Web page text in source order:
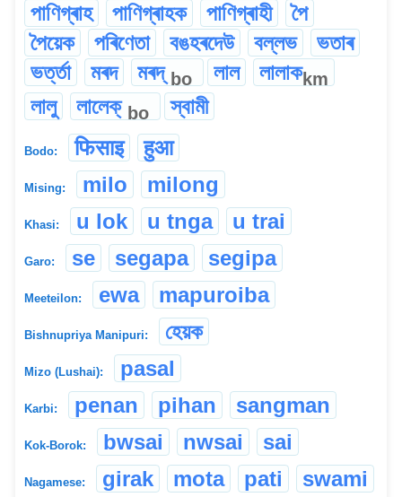
পাণিগ্ৰাহ
পাণিগ্ৰাহক পাণিগ্ৰাহী
পৈ
পৈয়েক
পৰিণেতা বঙহৰদেউ বল্লভ
ভতাৰ
ভৰ্ত্তা
মৰদ মৰদ্ bo লাল লালাকkm
লালু লালেক্ bo স্বামী
Bodo: फिसाइ हुआ
Mising: milo milong
Khasi: u lok u tnga u trai
Garo: se segapa segipa
Meeteilon: ewa mapuroiba
Bishnupriya Manipuri: হেয়ক
Mizo (Lushai): pasal
Karbi: penan pihan sangman
Kok-Borok: bwsai nwsai sai
Nagamese: girak mota pati swami